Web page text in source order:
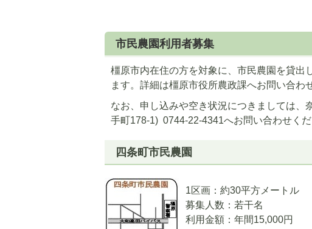
市民農園利用者募集
橿原市内在住の方を対象に、市民農園を貸出
ます。詳細は橿原市役所農政課へお問い合わ
なお、申し込みや空き状況につきましては、
手町178-1) 0744-22-4341へお問い合わせくだ
四条町市民農園
1区画：約30平方メートル
募集人数：若干名
利用金額：年間15,000円